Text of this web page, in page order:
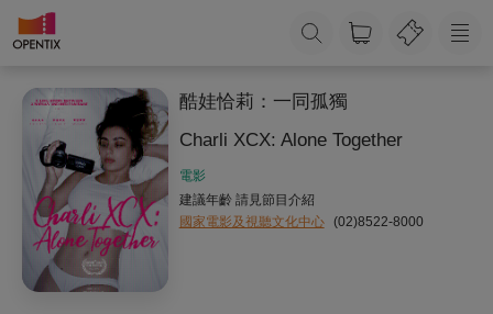
酷娃恰莉：一同孤獨
Charli XCX: Alone Together
電影
建議年齡 請見節目介紹
國家電影及視聽文化中心 (02)8522-8000